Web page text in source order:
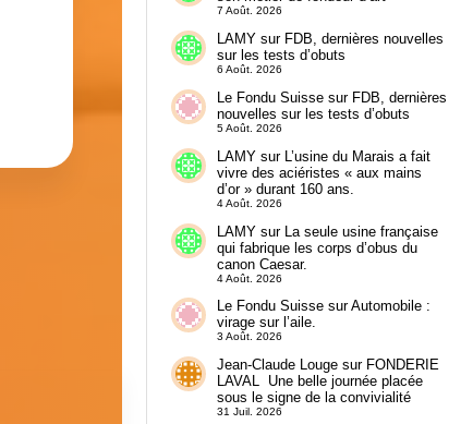
7 Août. 2026
LAMYsur FDB, dernières nouvelles
sur les tests d’obuts
6 Août. 2026
Le Fondu Suissesur FDB, dernières
nouvelles sur les tests d’obuts
5 Août. 2026
LAMYsur L’usine du Marais a fait
vivre des aciéristes « aux mains
d’or » durant 160 ans.
4 Août. 2026
LAMYsur La seule usine française
qui fabrique les corps d’obus du
canon Caesar.
4 Août. 2026
Le Fondu SuissesurAutomobile :
virage sur l’aile.
3 Août. 2026
Jean-Claude Lougesur FONDERIE
LAVAL Une belle journée placée
sous le signe de la convivialité
31 Juil. 2026